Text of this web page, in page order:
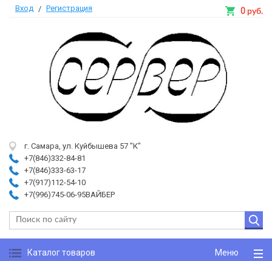
Вход / Регистрация
г. Самара, ул. Куйбышева 57 "К"
+7(846)332-84-81
+7(846)333-63-17
+7(917)112-54-10
+7(996)745-06-95ВАЙБЕР
0 руб.
Каталог товаров Меню